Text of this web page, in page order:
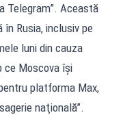
Telegram”. Această
Rusia, inclusiv pe
luni din cauza
ce Moscova îşi
platforma Max,
naţională”.